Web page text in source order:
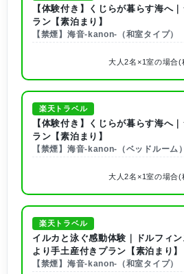
【体験付き】くじらが暮らす海へ
ラン【素泊まり】
【禁煙】海音-kanon-（和室タイプ）
大人2名×1室の場合(
楽天トラベル
【体験付き】くじらが暮らす海へ
ラン【素泊まり】
【禁煙】海音-kanon-（ベッドルーム）
大人2名×1室の場合(
楽天トラベル
イルカと泳ぐ感動体験｜ドルフィ
より手土産付きプラン【素泊まり】
【禁煙】海音-kanon-（和室タイプ）